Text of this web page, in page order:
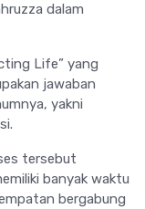
dalam
Life” yang
jawaban
yakni
tersebut
banyak waktu
bergabung